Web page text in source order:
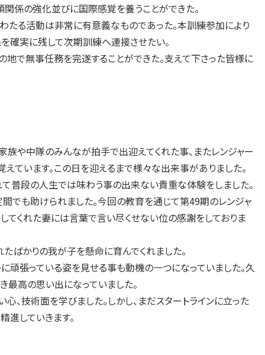
係の強化並びに国際感覚を養うことができた。
る活動は非常に有意義なものであった。本訓練参加により
確実に残して次期訓練へ連接させたい。
で無事任務を完遂することができた。支えて下さった皆様に
や中隊のみんなが拍手で出迎えてくれた事、またレンジャー
います。この日を迎えるまで様々な出来事がありました。
段の人生では味わう事の出来ない貴重な体験をしました。
でも助けられました。今回の教育を通じて第49期のレンジャ
くれた妻には言葉で言い尽くせない位の感謝をしておりま
ばかりの我が子を懸命に育んでくれました。
張っている姿を見せる事も動機の一つになっていました。久
高の思い出になっていました。
技術面を学びました。しかし、まだスタートラインに立った
していきます。